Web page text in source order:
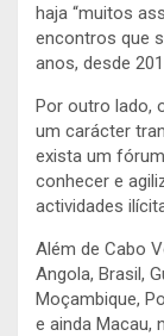
haja “muitos
encontros que
anos, desde
Por outro lado,
um carácter
exista um
conhecer e
actividades
Além de Cabo
Angola, Brasil,
Moçambique,
e ainda Macau,